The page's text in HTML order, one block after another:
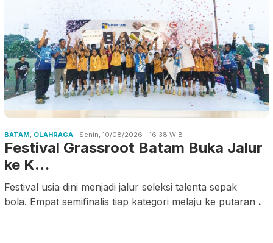
BATAM, OLAHRAGA Senin, 10/08/2026 - 16:38 WIB
Festival Grassroot Batam Buka Jalur
ke K…
Festival usia dini menjadi jalur seleksi talenta sepak
bola. Empat semifinalis tiap kategori melaju ke putaran .